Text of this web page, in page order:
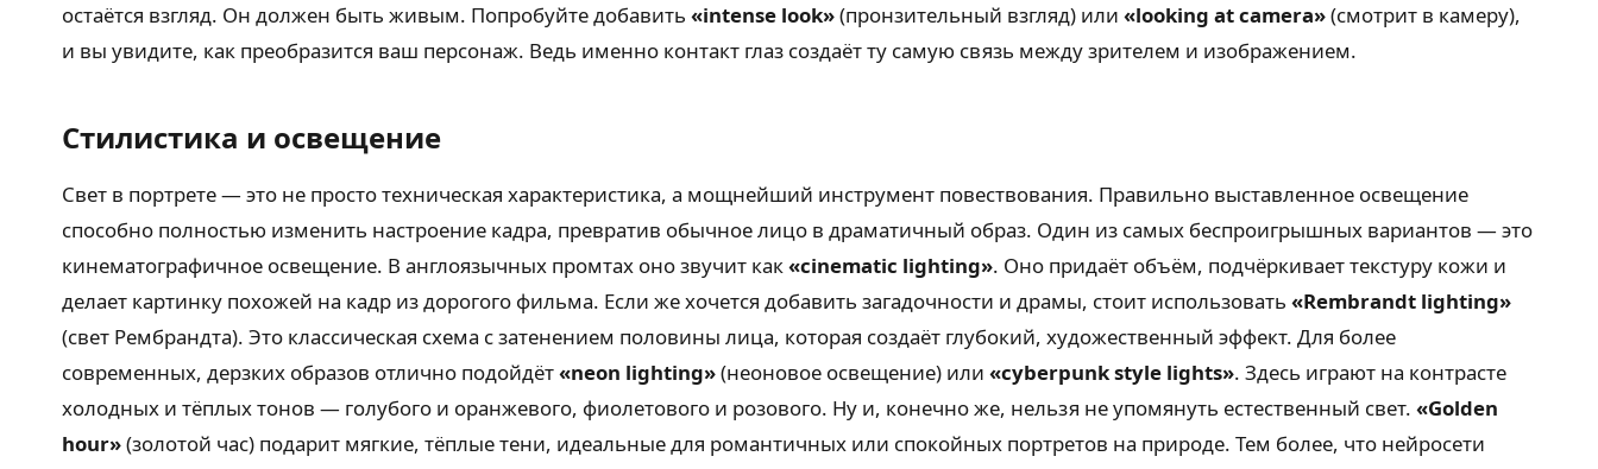
остаётся взгляд. Он должен быть живым. Попробуйте добавить «intense look»(пронзительный взгляд) или «looking at camera»(смотрит в камеру),
и вы увидите, как преобразится ваш персонаж. Ведь именно контакт глаз создаёт ту самую связь между зрителем и изображением.
Стилистика и освещение
Свет в портрете — это не просто техническая характеристика, а мощнейший инструмент повествования. Правильно выставленное освещение
способно полностью изменить настроение кадра, превратив обычное лицо в драматичный образ. Один из самых беспроигрышных вариантов — это
кинематографичное освещение. В англоязычных промтах оно звучит как«cinematic lighting». Оно придаёт объём, подчёркивает текстуру кожи и
делает картинку похожей на кадр из дорогого фильма. Если же хочется добавить загадочности и драмы, стоит использовать «Rembrandt lighting»
(свет Рембрандта). Это классическая схема с затенением половины лица, которая создаёт глубокий, художественный эффект. Для более
современных, дерзких образов отлично подойдёт«neon lighting»(неоновое освещение) или «cyberpunk style lights». Здесь играют на контрасте
холодных и тёплых тонов — голубого и оранжевого, фиолетового и розового. Ну и, конечно же, нельзя не упомянуть естественный свет. «Golden
hour»(золотой час) подарит мягкие, тёплые тени, идеальные для романтичных или спокойных портретов на природе. Тем более, что нейросети